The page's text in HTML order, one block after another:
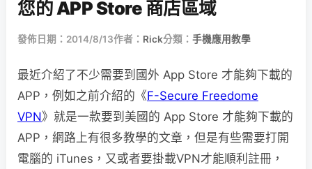
您的 APP Store 商店區域
發佈日期：2014/8/13作者： Rick分類： 手機應用教學
最近介紹了不少需要到國外 App Store 才能夠下載的
APP，例如之前介紹的《F-Secure Freedome
VPN》就是一款要到美國的 App Store 才能夠下載的
APP，網路上有很多教學的文章，但是有些需要打開
電腦的 iTunes，又或者要掛載VPN才能順利註冊，